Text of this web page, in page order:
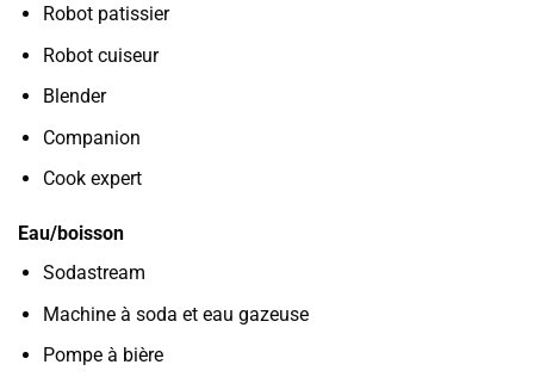
Robot patissier
Robot cuiseur
Blender
Companion
Cook expert
Eau/boisson
Sodastream
Machine à soda et eau gazeuse
Pompe à bière